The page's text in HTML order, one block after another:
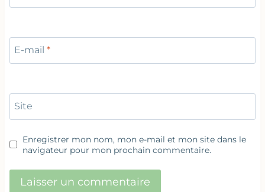
E-mail *
Site
Enregistrer mon nom, mon e-mail et mon site dans le
navigateur pour mon prochain commentaire.